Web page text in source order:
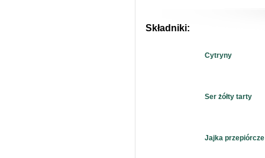
Składniki:
Cytryny
Ser żółty tarty
Jajka przepiórcze